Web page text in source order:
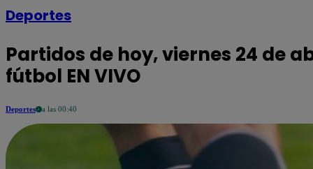
Deportes
Partidos de hoy, viernes 24 de
fútbol EN VIVO
Deportes a las 00:40